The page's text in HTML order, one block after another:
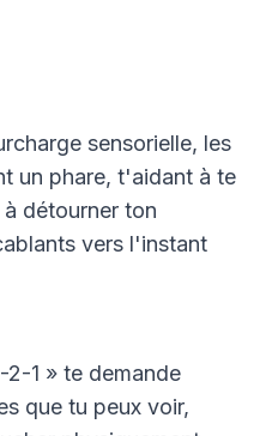
sensorielle, les
un phare, t'aidant à te
détourner ton
vers l'instant
1 » te demande
que tu peux voir,